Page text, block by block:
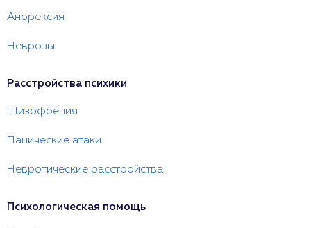
Анорексия
Неврозы
Расстройства психики
Шизофрения
Панические атаки
Невротические расстройства
Психологическая помощь